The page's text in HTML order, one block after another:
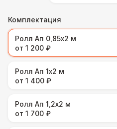
Комплектация
Ролл Ап 0,85х2 м
от 1 200 ₽
Ролл Ап 1х2 м
от 1 400 ₽
Ролл Ап 1,2х2 м
от 1 700 ₽